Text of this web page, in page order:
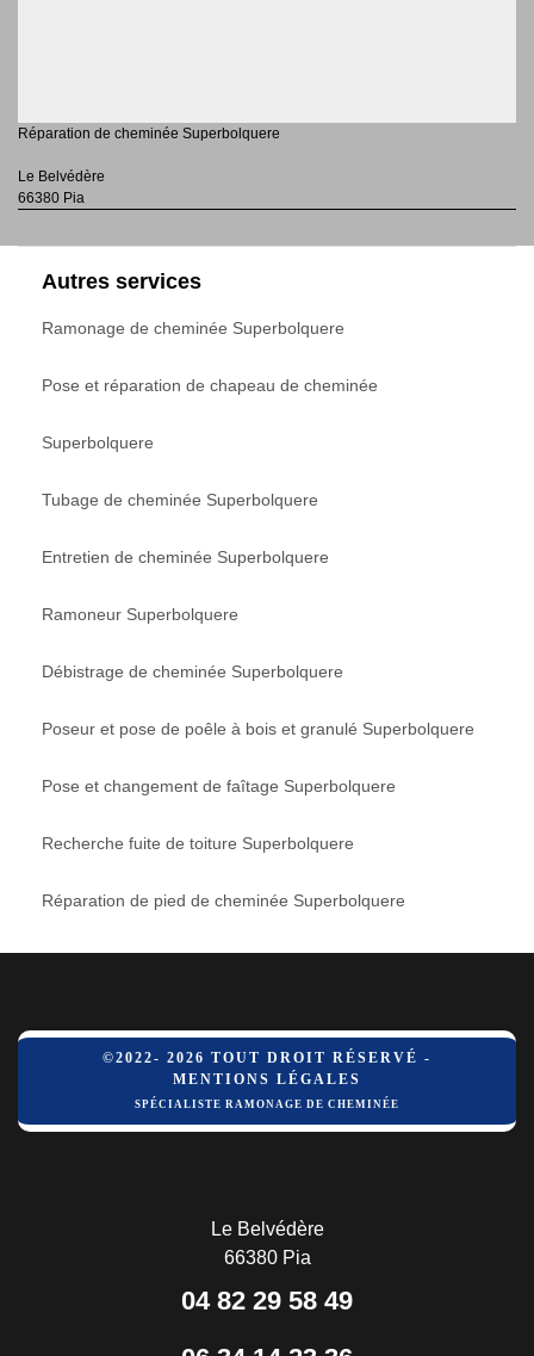
Réparation de cheminée Superbolquere
Le Belvédère
66380 Pia
Autres services
Ramonage de cheminée Superbolquere
Pose et réparation de chapeau de cheminée
Superbolquere
Tubage de cheminée Superbolquere
Entretien de cheminée Superbolquere
Ramoneur Superbolquere
Débistrage de cheminée Superbolquere
Poseur et pose de poêle à bois et granulé Superbolquere
Pose et changement de faîtage Superbolquere
Recherche fuite de toiture Superbolquere
Réparation de pied de cheminée Superbolquere
©2022- 2026 TOUT DROIT RÉSERVÉ -
MENTIONS LÉGALES
SPÉCIALISTE RAMONAGE DE CHEMINÉE
Le Belvédère
66380 Pia
04 82 29 58 49